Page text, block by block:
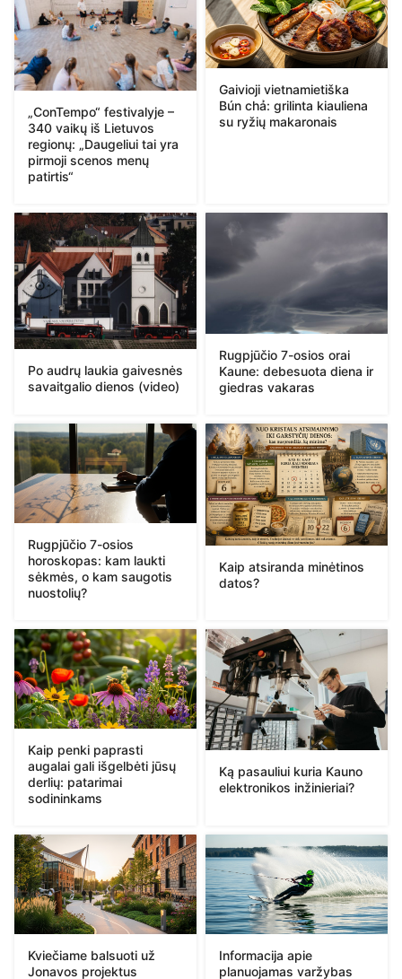
„ConTempo“ festivalyje –
340 vaikų iš Lietuvos
regionų: „Daugeliui tai yra
pirmoji scenos menų
patirtis“
Gaivioji vietnamietiška
Bún chả: grilinta kiauliena
su ryžių makaronais
Po audrų laukia gaivesnės
savaitgalio dienos (video)
Rugpjūčio 7-osios orai
Kaune: debesuota diena ir
giedras vakaras
Rugpjūčio 7-osios
horoskopas: kam laukti
sėkmės, o kam saugotis
nuostolių?
Kaip atsiranda minėtinos
datos?
Kaip penki paprasti
augalai gali išgelbėti jūsų
derlių: patarimai
sodininkams
Ką pasauliui kuria Kauno
elektronikos inžinieriai?
Kviečiame balsuoti už
Jonavos projektus
Informacija apie
planuojamas varžybas